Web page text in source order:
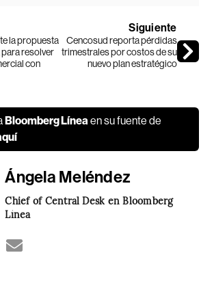
la propuesta
resolver
con
Siguiente
Cencosud reporta pérdidas
trimestrales por costos de su
nuevo plan estratégico
Bloomberg Líneaen su fuente de
Ángela Meléndez
Chief of Central Desk en Bloomberg
Línea